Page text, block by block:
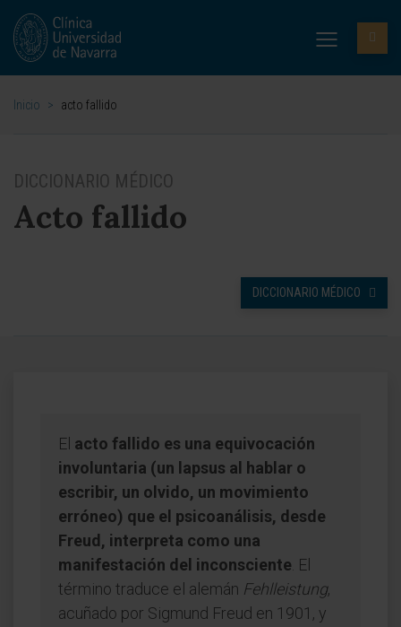
Inicio > acto fallido
DICCIONARIO MÉDICO
Acto fallido
DICCIONARIO MÉDICO
El acto fallido es una equivocación
involuntaria (un lapsus al hablar o
escribir, un olvido, un movimiento
erróneo) que el psicoanálisis, desde
Freud, interpreta como una
manifestación del inconsciente . El
término traduce el alemán Fehlleistung,
acuñado por Sigmund Freud en 1901, y